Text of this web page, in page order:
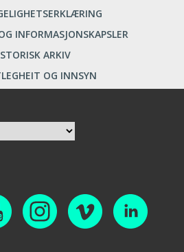
INFORMASJONSKAPSLER
ARKIV
OG INNSYN